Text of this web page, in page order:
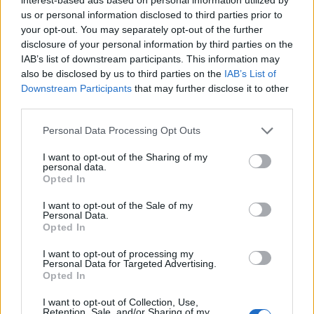
us or personal information disclosed to third parties prior to
your opt-out. You may separately opt-out of the further
disclosure of your personal information by third parties on the
IAB’s list of downstream participants. This information may
also be disclosed by us to third parties on the IAB’s List of
Downstream Participants that may further disclose it to other
Personal Data Processing Opt Outs
I want to opt-out of the Sharing of my
personal data.
Opted In
I want to opt-out of the Sale of my
Personal Data.
Opted In
I want to opt-out of processing my
Personal Data for Targeted Advertising.
Opted In
I want to opt-out of Collection, Use,
Retention, Sale, and/or Sharing of my
vehículos adicionales con doble turno, que realizarán
aproximadamente 160 expediciones complementarias
al servicio regular diario, para mejorar la frecuencia de
paso de las líneas 12 (Puerto-Hoya de la Plata), 17
(Teatro-Auditorio), 33 (Guiniguada-Puerto, por Ciudad
Alta) y 91 (Teatro-Tamaraceite), lo que posibilita
conexiones ágiles con las áreas comerciales más
importantes de la ciudad.
Estos refuerzos se enmarcan dentro de la campaña de
pasado 6 de diciembre bajo el lema ‘Sabemos lo
importante que es llegar a tiempo’, que trata de
ofrecer una alternativa fiable y eficiente de
Guaguas Municipales recibe 35
millones del contrato programa de
la Autoridad Única del Transporte de